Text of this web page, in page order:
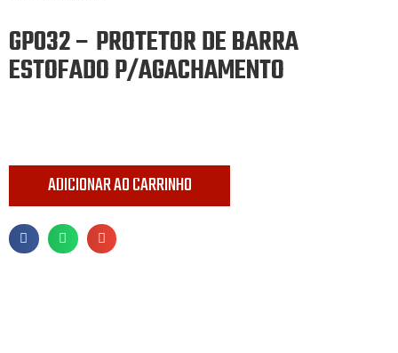
GP032 – PROTETOR DE BARRA
ESTOFADO P/AGACHAMENTO
ADICIONAR AO CARRINHO